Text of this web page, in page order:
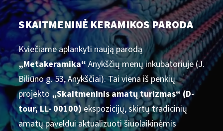
SKAITMENINĖ KERAMIKOS PARODA
Kviečiame aplankyti naują parodą
„Metakeramika“ Anykščių menų inkubatoriuje (J.
Biliūno g. 53, Anykščiai). Tai viena iš penkių
projekto „Skaitmeninis amatų turizmas“ (D-
tour, LL- 00100)ekspozicijų, skirtų tradicinių
amatų paveldui aktualizuoti šiuolaikinėmis